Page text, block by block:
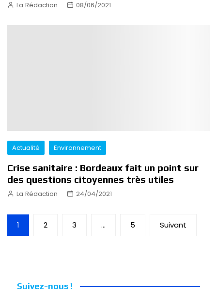
La Rédaction 08/06/2021
Actualité Environnement
Crise sanitaire : Bordeaux fait un point sur
des questions citoyennes très utiles
La Rédaction 24/04/2021
Pagination
des
1 2 3 … 5 Suivant
Suivez-nous !